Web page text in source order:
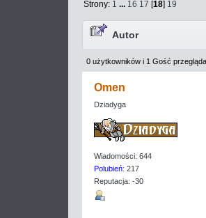
Strony: 1 ... 16 17 [18] 19
Autor
0 użytkowników i 1 Gość
Omen
Dziadyga
Wiadomości: 644
Polubień: 217
Reputacja: -30